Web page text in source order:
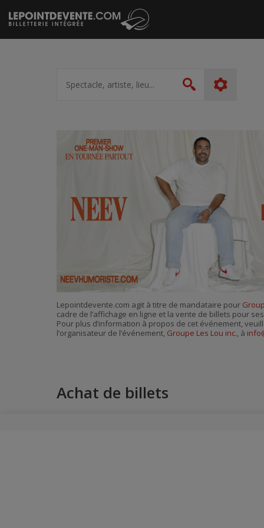
Passer
au
contenu
artiste,
lieu...
Rechercher
Lepointdevente.com agit à titre de mandataire pour
cadre de l’affichage en ligne et la vente de billets pour
Pour plus d’information à propos de cet événement,
l’organisateur de l’événement, Groupe Les Lou inc., à
Achat de billets